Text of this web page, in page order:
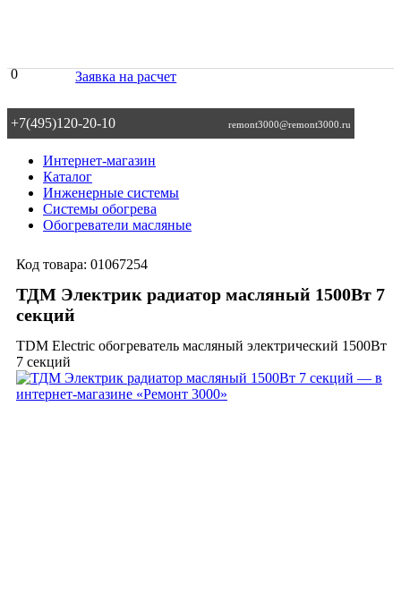
Заявка на расчет
0
+7(495)120-20-10 remont3000@remont3000.ru
Интернет-магазин
Каталог
Инженерные системы
Системы обогрева
Обогреватели масляные
Код товара: 01067254
ТДМ Электрик радиатор масляный 1500Вт 7
секций
TDM Electric обогреватель масляный электрический 1500Вт
7 секций